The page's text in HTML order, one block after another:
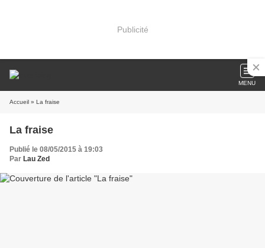
Publicité
MENU
Accueil » La fraise
La fraise
Publié le 08/05/2015 à 19:03
Par Lau Zed